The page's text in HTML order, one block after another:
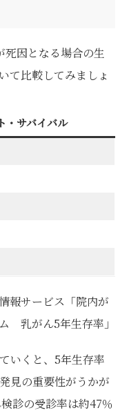
因となる場合の生
て比較してみましょ
・サバイバル
報サービス「院内が
乳がん5年生存率 」
いくと、5年生存率
見の重要性がうかが
診の受診率は約47％